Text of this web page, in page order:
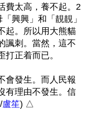
費太高，養不起。2
興興」和「靚靚」
起。所以用大熊貓
諷刺。當然，這不
正着而已。
會發生。而人民報
有理由不發生。信
盧笙) △